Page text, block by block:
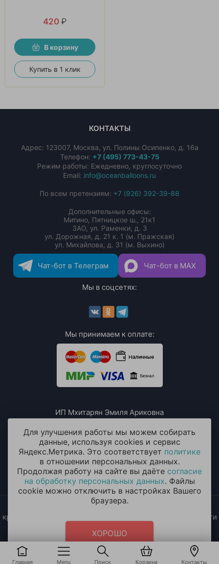
Главная Menu Поиск Корзина Контакты
420 ₽
В корзину
Купить в 1 клик
КОНТАКТЫ
Адрес: 123007, Москва, ул. Полины Осипенко, д. 16а
Телефон: +7 (495) 773-43-75
Режим работы: Ежедневно, круглосуточно
Email: info@oceanballoons.ru
По всем претензиям: +7 (926) 392-39-88
Дополнительные офисы:
Митино, Пятницкое ш., 21к1
ЗАО, ул. Раменки, д. 3
ул. Дорожная, д. 21 к. 1 (м. Пражская)
ул. Михайлова, д. 31 (м. Выхино)
Чат-бот в Телеграм Чат-бот в MAX
Мы в соцсетях:
Мы принимаем к оплате:
ИП Мхитарян Эмиля Ариковна
ИНН: 771385063807
ОГРН / ОГРНИП: 319508100076230
2014 - 2026 © «ОКЕАН ШАРОВ» Воздушные шары с
круглосуточной доставкой в Москве и Московской области
Политика конфиденциальности
согласие на обработку
персональных данных
Для улучшения работы мы можем собирать
данные, используя cookies и сервис
Яндекс.Метрика. Это соответствует политике
в отношении персональных данных.
Продолжая работу на сайте вы даёте согласие
на обработку персональных данных. Файлы
cookie можно отключить в настройках Вашего
браузера.
ХОРОШО